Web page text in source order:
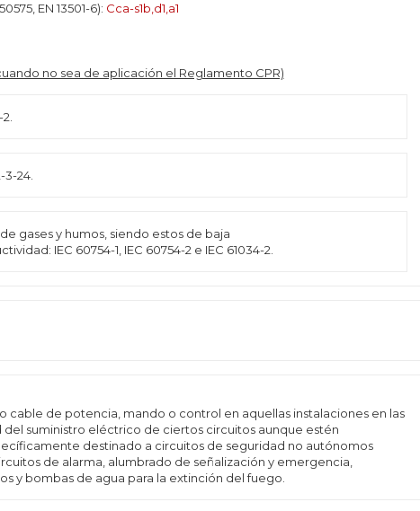
EN 13501-6): Cca-s1b,d1,a1
no sea de aplicación el Reglamento CPR)
24.
gases y humos, siendo estos de baja
IEC 60754-1, IEC 60754-2 e IEC 61034-2.
cable de potencia, mando o control en aquellas instalaciones en las
suministro eléctrico de ciertos circuitos aunque estén
destinado a circuitos de seguridad no autónomos
de alarma, alumbrado de señalización y emergencia,
y bombas de agua para la extinción del fuego.